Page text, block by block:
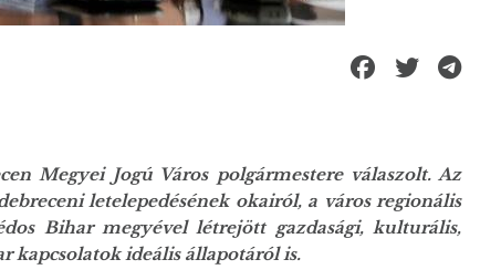
Megyei JogúVáros polgármestere válaszolt.Az
letelepedésének okairól, a város regionális
Bihar megyével létrejött gazdasági, kulturális,
kapcsolatok ideális állapotáról is.